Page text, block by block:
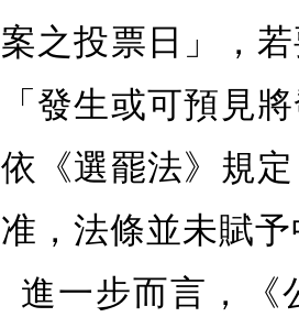
案之投票日」，
「發生或可預見
依《選罷法》規
准，法條並未賦
進一步而言，《